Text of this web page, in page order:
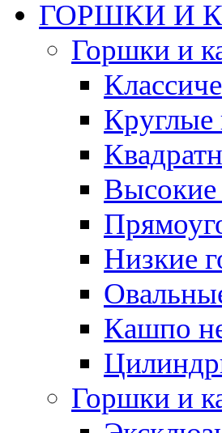
ГОРШКИ И
Горшки и
Низкие
Кашпо
Горшки и